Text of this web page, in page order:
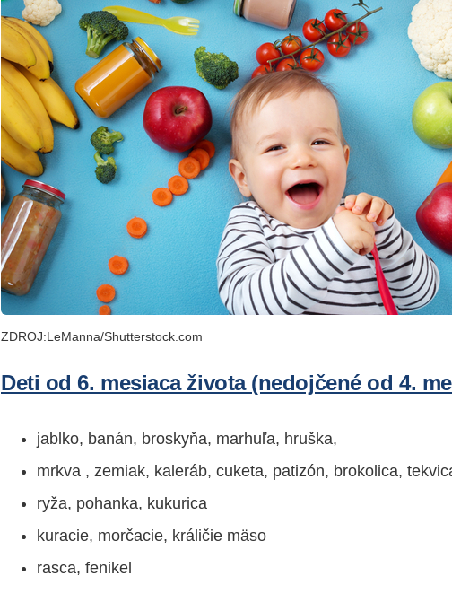
ZDROJ:LeManna/Shutterstock.com
Deti od 6. mesiaca života (nedojčené od 4.
jablko, banán, broskyňa, marhuľa, hruška,
mrkva , zemiak, kaleráb, cuketa, patizón, brokolica,
ryža, pohanka, kukurica
kuracie, morčacie, králičie mäso
rasca, fenikel